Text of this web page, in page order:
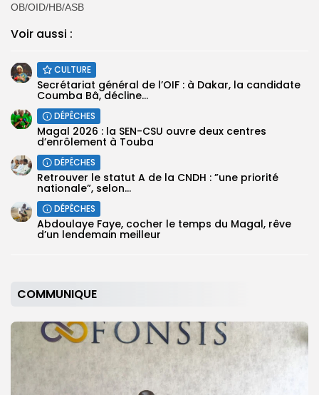
COMMUNIQUE
OB/OID/HB/ASB
Voir aussi :
CULTURE
Secrétariat général de l’OIF : à Dakar, la candidate
Coumba Bâ, décline...
DÉPÊCHES
Magal 2026 : la SEN-CSU ouvre deux centres
d’enrôlement à Touba
DÉPÊCHES
Retrouver le statut A de la CNDH : ”une priorité
nationale”, selon...
DÉPÊCHES
Abdoulaye Faye, cocher le temps du Magal, rêve
d’un lendemain meilleur